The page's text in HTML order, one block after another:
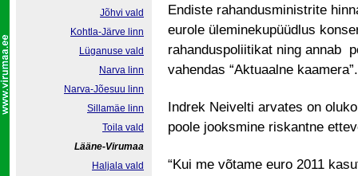
Endiste rahandusministrite
eurole üleminekupüüdlus
rahanduspoliitikat ning annab
vahendas “Aktuaalne kaamera”.
Indrek Neivelti arvates on
poole jooksmine riskantne
“Kui me võtame euro 2011
Jõhvi vald
Kohtla-Järve linn
Lüganuse vald
Narva linn
Narva-Jõesuu linn
Sillamäe linn
Toila vald
Lääne-Virumaa
Haljala vald